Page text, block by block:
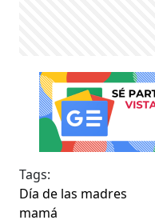
Tags:
Día de las madres
mamá